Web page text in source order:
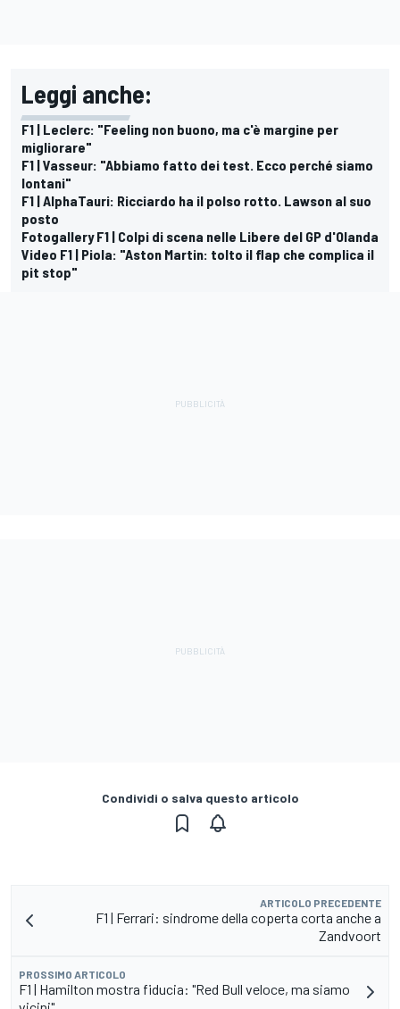
Leggi anche:
F1 | Leclerc: "Feeling non buono, ma c'è margine per
migliorare"
F1 | Vasseur: "Abbiamo fatto dei test. Ecco perché siamo
lontani"
F1 | AlphaTauri: Ricciardo ha il polso rotto. Lawson al suo
posto
Fotogallery F1 | Colpi di scena nelle Libere del GP d'Olanda
Video F1 | Piola: "Aston Martin: tolto il flap che complica il
pit stop"
Condividi o salva questo articolo
ARTICOLO PRECEDENTE
F1 | Ferrari: sindrome della coperta corta anche a
Zandvoort
PROSSIMO ARTICOLO
F1 | Hamilton mostra fiducia: "Red Bull veloce, ma siamo